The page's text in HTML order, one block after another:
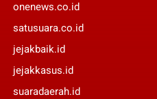
onenews.co.id
satusuara.co.id
jejakbaik.id
jejakkasus.id
suaradaerah.id